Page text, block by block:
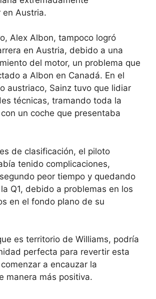
Austria.
Alex Albon, tampoco logró
en Austria, debido a una
del motor, un problema que
a Albon en Canadá. En el
austriaco, Sainz tuvo que lidiar
técnicas, tramando toda la
un coche que presentaba
de clasificación, el piloto
tenido complicaciones,
peor tiempo y quedando
Q1, debido a problemas en los
en el fondo plano de su
es territorio de Williams, podría
perfecta para revertir esta
a encauzar la
manera más positiva.